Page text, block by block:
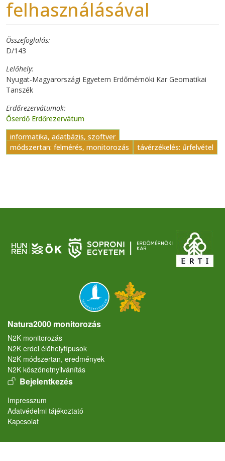
felhasználásával
Összefoglalás
D/143
Lelőhely
Nyugat-Magyarországi Egyetem Erdőmérnöki Kar Geomatikai
Tanszék
Erdőrezervátumok
Őserdő Erdőrezervátum
informatika, adatbázis, szoftver
módszertan: felmérés, monitorozás
távérzékelés: űrfelvétel
Natura2000 monitorozás
N2K monitorozás
N2K erdei élőhelytípusok
N2K módszertan, eredmények
N2K köszönetnyilvánítás
User account menu
Bejelentkezés
Lábléc
Impresszum
Adatvédelmi tájékoztató
Kapcsolat